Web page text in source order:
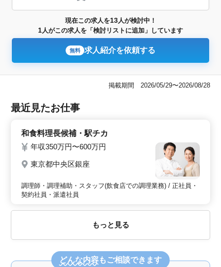
現在この求人を13人が検討中！
1人がこの求人を「検討リストに追加」しています
無料 求人紹介を依頼する
掲載期間 2026/05/29〜2026/08/28
最近見たお仕事
和食料理長候補・駅チカ
年収350万円〜600万円
東京都中央区銀座
調理師・調理補助・スタッフ(飲食店での調理業務) / 正社員・
契約社員・派遣社員
もっと見る
どんな内容もご相談できます